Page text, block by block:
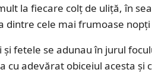
la fiecare colț de uliță, în
dintre cele mai frumoase
fetele se adunau în jurul
adevărat obiceiul acesta și